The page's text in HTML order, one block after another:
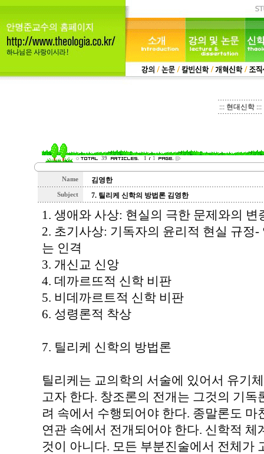
::: 현대신학 :::
39 1 1
Name 김영한
Subject 7. 틸리케 신학의 방법론 김영한
1. 생애와 사상: 현실의 극한 문제와의 변
2. 초기사상: 기독자의 윤리적 현실 규정
는 인격
3. 개신교 신앙
4. 데까르뜨적 신학 비판
5. 비데까르트적 신학 비판
6. 성령론적 착상
7. 틸리케 신학의 방법론
틸리케는 교의학의 서술에 있어서 유기
고자 한다. 창조론의 전개는 그것의 기
려 속에서 수행되어야 한다. 종말론도
연관 속에서 전개되어야 한다. 신학적
것이 아니다. 모든 부분진술에서 전체가